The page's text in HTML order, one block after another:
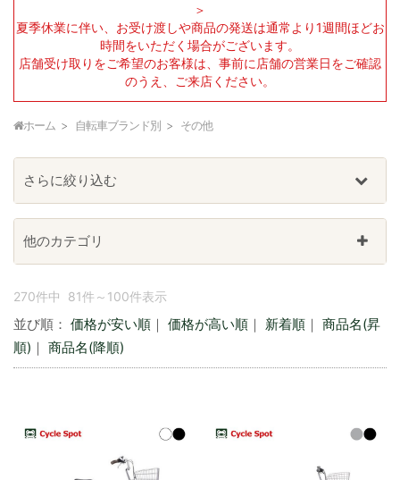
＞
夏季休業に伴い、お受け渡しや商品の発送は通常より1週間ほどお
時間をいただく場合がございます。
店舗受け取りをご希望のお客様は、事前に店舗の営業日をご確認
のうえ、ご来店ください。
ホーム 自転車ブランド別 その他
270件中 81件～100件表示
並び順： 価格が安い順 ｜ 価格が高い順 ｜ 新着順 ｜ 商品名(昇
順) ｜ 商品名(降順)
さらに絞り込む
他のカテゴリ